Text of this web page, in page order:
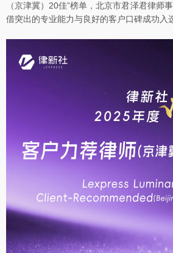
（京津冀）20佳”榜单，北京市君泽君律师
借突出的专业能力与良好的客户口碑成功入